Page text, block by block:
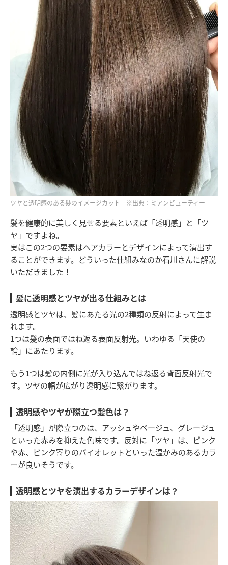
ツヤと透明感のある髪のイメージカット ※出典：ミアンビューティー
髪を健康的に美しく見せる要素といえば「透明感」と「ツ
ヤ」ですよね。
実はこの2つの要素はヘアカラーとデザインによって演出す
ることができます。どういった仕組みなのか石川さんに解説
いただきました！
髪に透明感とツヤが出る仕組みとは
透明感とツヤは、髪にあたる光の2種類の反射によって生ま
れます。
1つは髪の表面ではね返る表面反射光。いわゆる「天使の
輪」にあたります。
もう1つは髪の内側に光が入り込んではね返る背面反射光で
す。ツヤの幅が広がり透明感に繋がります。
透明感やツヤが際立つ髪色は？
「透明感」が際立つのは、アッシュやベージュ、グレージュ
といった赤みを抑えた色味です。反対に「ツヤ」は、ピンク
や赤、ピンク寄りのバイオレットといった温かみのあるカラ
ーが良いそうです。
透明感とツヤを演出するカラーデザインは？